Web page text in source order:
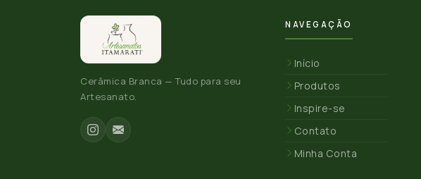
Cerâmica Branca — Tudo para seu
Artesanato.
NAVEGAÇÃO
Início
Produtos
Inspire-se
Contato
Minha Conta